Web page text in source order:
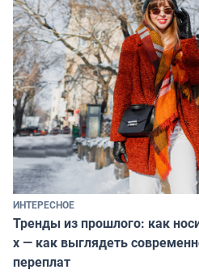
ИНТЕРЕСНОЕ
Тренды из прошлого: как
х — как выглядеть
переплат